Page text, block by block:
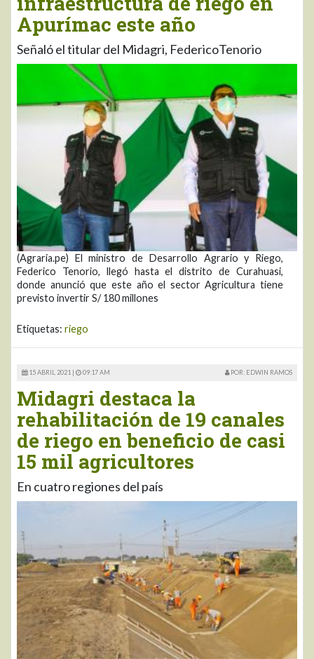
Apurímac este año
Señaló el titular del Midagri, FedericoTenorio
(Agraria.pe) El ministro de Desarrollo Agrario y Riego,
Federico Tenorio, llegó hasta el distrito de Curahuasi,
donde anunció que este año el sector Agricultura tiene
previsto invertir S/ 180 millones
Etiquetas: riego
15 ABRIL 2021 | 09:17 AM POR: EDWIN RAMOS
Midagri destaca la
rehabilitación de 19 canales
de riego en beneficio de casi
15 mil agricultores
En cuatro regiones del país